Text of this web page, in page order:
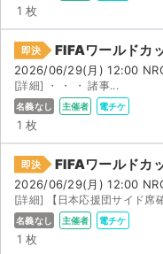
1 枚
即決 FIFAワールドカ
2026/06/29(月) 12:00
[詳細] ・ ・ ・ 諸事...
名義なし 主催者 電チケ
1 枚
即決 FIFAワールドカ
2026/06/29(月) 12:00
[詳細] 【日本応援団サイド席
名義なし 主催者 電チケ
1 枚